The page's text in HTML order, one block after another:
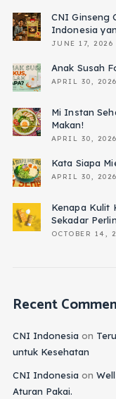
CNI Ginseng
Indonesia
JUNE 17, 2026
Anak Susah
APRIL 30, 2026
Mi Instan
Makan!
APRIL 30, 2026
Kata Siapa
APRIL 30, 2026
Kenapa Kulit
Sekadar
OCTOBER 14,
Recent
CNI Indonesia on
untuk Kesehatan
CNI Indonesia on
Aturan Pakai.